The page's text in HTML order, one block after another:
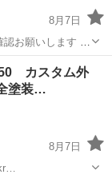
8月7日
カスタム外
塗装…
8月7日